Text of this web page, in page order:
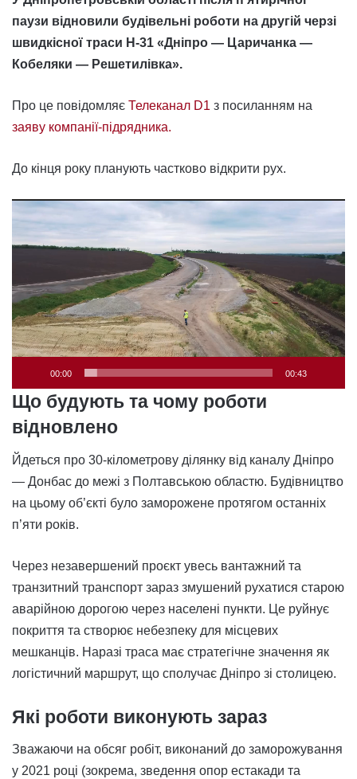
паузи відновили будівельні роботи на другій черзі
швидкісної траси Н-31 «Дніпро — Царичанка —
Кобеляки — Решетилівка».
Про це повідомляє Телеканал D1 з посиланням на
заяву компанії-підрядника.
До кінця року планують частково відкрити рух.
Відеопрогравач
00:00 00:43
Що будують та чому роботи
відновлено
Йдеться про 30-кілометрову ділянку від каналу Дніпро
— Донбас до межі з Полтавською областю. Будівництво
на цьому об’єкті було заморожене протягом останніх
п’яти років.
Через незавершений проєкт увесь вантажний та
транзитний транспорт зараз змушений рухатися старою
аварійною дорогою через населені пункти. Це руйнує
покриття та створює небезпеку для місцевих
мешканців. Наразі траса має стратегічне значення як
логістичний маршрут, що сполучає Дніпро зі столицею.
Які роботи виконують зараз
Зважаючи на обсяг робіт, виконаний до заморожування
у 2021 році (зокрема, зведення опор естакади та